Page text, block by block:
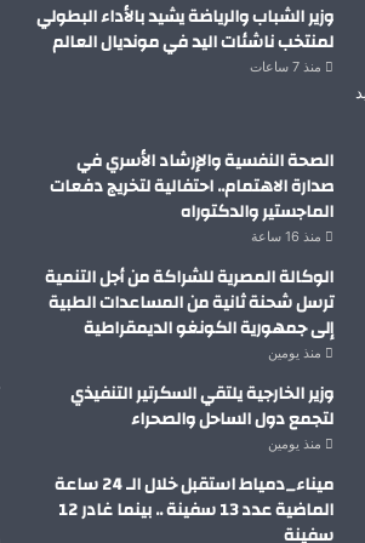
وزير الشباب والرياضة يشيد بالأداء البطولي
لمنتخب ناشئات اليد في مونديال العالم
منذ 7 ساعات
الصحة النفسية والإرشاد الأسري في
صدارة الاهتمام.. احتفالية لتخريج دفعات
الماجستير والدكتوراه
منذ 16 ساعة
الوكالة المصرية للشراكة من أجل التنمية
ترسل شحنة ثانية من المساعدات الطبية
إلى جمهورية الكونغو الديمقراطية
منذ يومين
وزير الخارجية يلتقي السكرتير التنفيذي
لتجمع دول الساحل والصحراء
منذ يومين
ميناء_دمياط استقبل خلال الـ 24 ساعة
الماضية عدد 13 سفينة .. بينما غادر 12
سفينة